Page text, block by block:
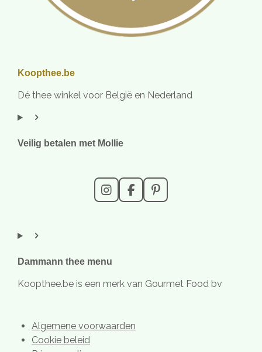
Koopthee.be
Dé thee winkel voor België en Nederland
Veilig betalen met Mollie
I
n
r
m
F
a
P
i
t
Dammann thee menu
Koopthee.be is een merk van Gourmet Food bv
Algemene voorwaarden
Cookie beleid